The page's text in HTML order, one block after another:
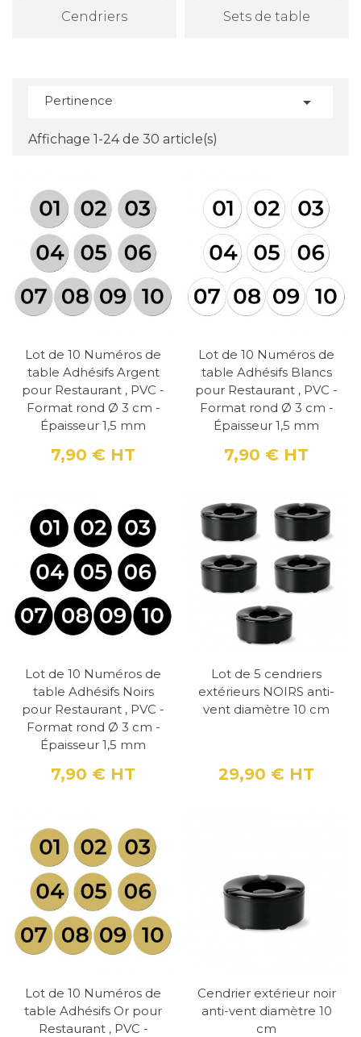
Cendriers Sets de table
Pertinence 
Affichage 1-24 de 30 article(s)
Lot de 10 Numéros de
table Adhésifs Argent
pour Restaurant , PVC -
Format rond Ø 3 cm -
Épaisseur 1,5 mm
Prix
7,90 € HT
Lot de 10 Numéros de
table Adhésifs Blancs
pour Restaurant , PVC -
Format rond Ø 3 cm -
Épaisseur 1,5 mm
Prix
7,90 € HT
Lot de 10 Numéros de
table Adhésifs Noirs
pour Restaurant , PVC -
Format rond Ø 3 cm -
Épaisseur 1,5 mm
Prix
7,90 € HT
Lot de 5 cendriers
extérieurs NOIRS anti-
vent diamètre 10 cm
Prix
29,90 € HT
Lot de 10 Numéros de
table Adhésifs Or pour
Restaurant , PVC -
Cendrier extérieur noir
anti-vent diamètre 10
cm